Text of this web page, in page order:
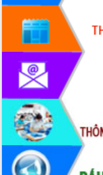
UBND tỉnh họp báo định kỳ tháng 4
năm 2026
Hội thảo khoa học “Giải pháp thúc đẩy
phát triển nền kinh tế xanh tại tỉnh
Đắk Lắk”
Tăng cường giám sát, đôn đốc thực
hiện nhiệm vụ quản lý tài sản công
hàng tuần
Tháo gỡ những vướng mắc, đẩy mạnh
công tác cải cách thủ tục hành chính
tại Trung tâm Phục vụ hành chính
công tỉnh
Đắk Lắk: Tôn vinh 46 giải pháp tại Hội
thi Sáng tạo Kỹ thuật 2024 - 2025
Đắk Lắk rà soát, điều chỉnh Đề án 190
về phát triển nuôi trồng thủy sản